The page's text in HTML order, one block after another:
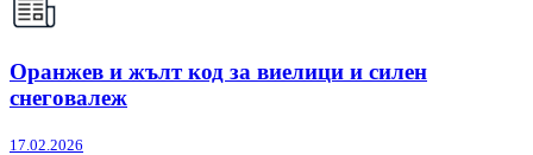
Оранжев и жълт код за виелици и силен
снеговалеж
17.02.2026